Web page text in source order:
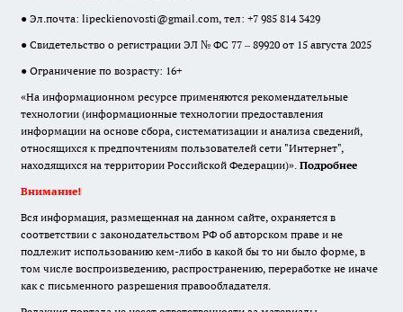
● Эл.почта: lipeckienovosti@gmail.com, тел: +7 985 814 3429
● Свидетельство о регистрации ЭЛ № ФС 77 – 89920 от 15 августа 2025
● Ограничение по возрасту: 16+
«На информационном ресурсе применяются рекомендательные
технологии (информационные технологии предоставления
информации на основе сбора, систематизации и анализа сведений,
относящихся к предпочтениям пользователей сети "Интернет",
находящихся на территории Российской Федерации)». Подробнее
Внимание!
Вся информация, размещенная на данном сайте, охраняется в
соответствии с законодательством РФ об авторском праве и не
подлежит использованию кем-либо в какой бы то ни было форме, в
том числе воспроизведению, распространению, переработке не иначе
как с письменного разрешения правообладателя.